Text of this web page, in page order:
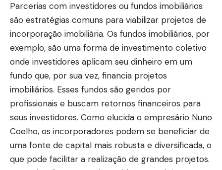
Parcerias com investidores ou fundos imobiliários
são estratégias comuns para viabilizar projetos de
incorporação imobiliária. Os fundos imobiliários, por
exemplo, são uma forma de investimento coletivo
onde investidores aplicam seu dinheiro em um
fundo que, por sua vez, financia projetos
imobiliários. Esses fundos são geridos por
profissionais e buscam retornos financeiros para
seus investidores. Como elucida o empresário Nuno
Coelho, os incorporadores podem se beneficiar de
uma fonte de capital mais robusta e diversificada, o
que pode facilitar a realização de grandes projetos.